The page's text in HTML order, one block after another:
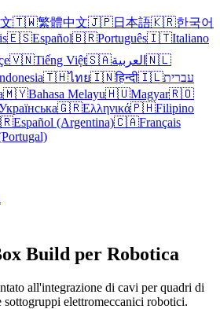
🇹🇼繁體中文🇯🇵日本語🇰🇷한국어
🇪🇸Español🇧🇷Português🇮🇹Italiano
🇻🇳Tiếng Việt🇸🇦العربية 🇳🇱
🇹🇭ไทย🇮🇳हिन्दी🇮🇱עברית
🇲🇾Bahasa Melayu🇭🇺Magyar🇷🇴
🇬🇷Ελληνικά🇵🇭Filipino
Español (Argentina)🇨🇦Français
Build per Robotica
all'integrazione di cavi per quadri di
elettromeccanici robotici.